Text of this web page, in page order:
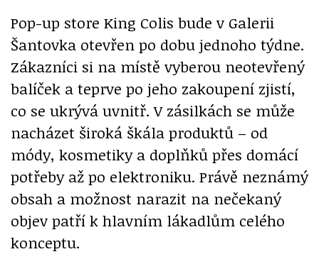
Pop-up store King Colis bude v Galerii
Šantovka otevřen po dobu jednoho týdne.
Zákazníci si na místě vyberou neotevřený
balíček a teprve po jeho zakoupení zjistí,
co se ukrývá uvnitř. V zásilkách se může
nacházet široká škála produktů – od
módy, kosmetiky a doplňků přes domácí
potřeby až po elektroniku. Právě neznámý
obsah a možnost narazit na nečekaný
objev patří k hlavním lákadlům celého
konceptu.